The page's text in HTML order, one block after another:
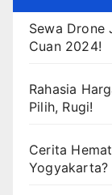
Sewa Drone
Cuan 2024!
Rahasia
Pilih, Rugi!
Cerita
Yogyakarta?